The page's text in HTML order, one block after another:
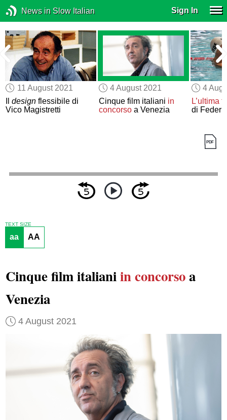
News in Slow Italian Sign In
11 August 2021
Ildesign flessibile di
Vico Magistretti
4 August 2021
Cinque film italiani in
concorsoa Venezia
4
L’ultima
di
TEXT SIZE
aa AA
Cinque film italianiin concorsoa
Venezia
4 August 2021